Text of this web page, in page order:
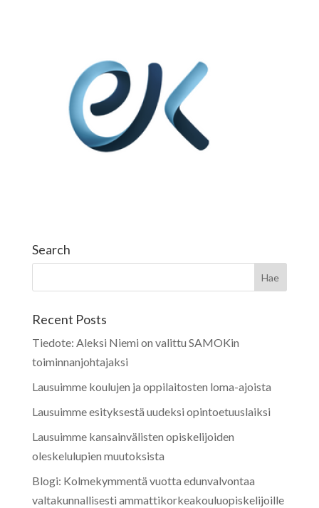
Search
Recent Posts
Tiedote: Aleksi Niemi on valittu SAMOKin
toiminnanjohtajaksi
Lausuimme koulujen ja oppilaitosten loma-ajoista
Lausuimme esityksestä uudeksi opintoetuuslaiksi
Lausuimme kansainvälisten opiskelijoiden
oleskelulupien muutoksista
Blogi: Kolmekymmentä vuotta edunvalvontaa
valtakunnallisesti ammattikorkeakouluopiskelijoille